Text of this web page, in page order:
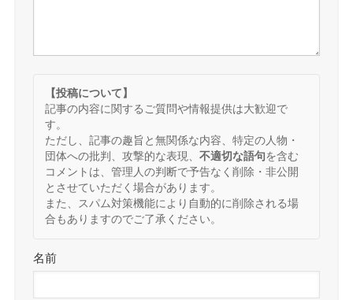
【投稿について】
記事の内容に関するご質問や情報提供は大歓迎で
す。
ただし、記事の趣旨と無関係な内容、特定の人物・
団体への批判、攻撃的な表現、 不適切な語句を含む
コメントは、管理人の判断で予告なく削除・非公開
とさせていただく場合があります。
また、スパム対策機能により自動的に削除される場
合もありますのでご了承ください。
名前